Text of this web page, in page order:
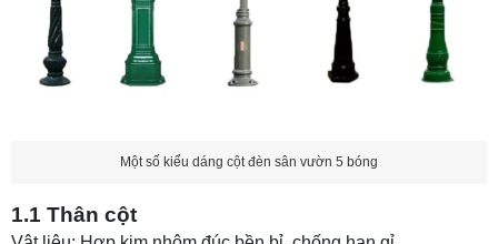
Một số kiểu dáng cột đèn sân vườn 5 bóng
1.1 Thân cột